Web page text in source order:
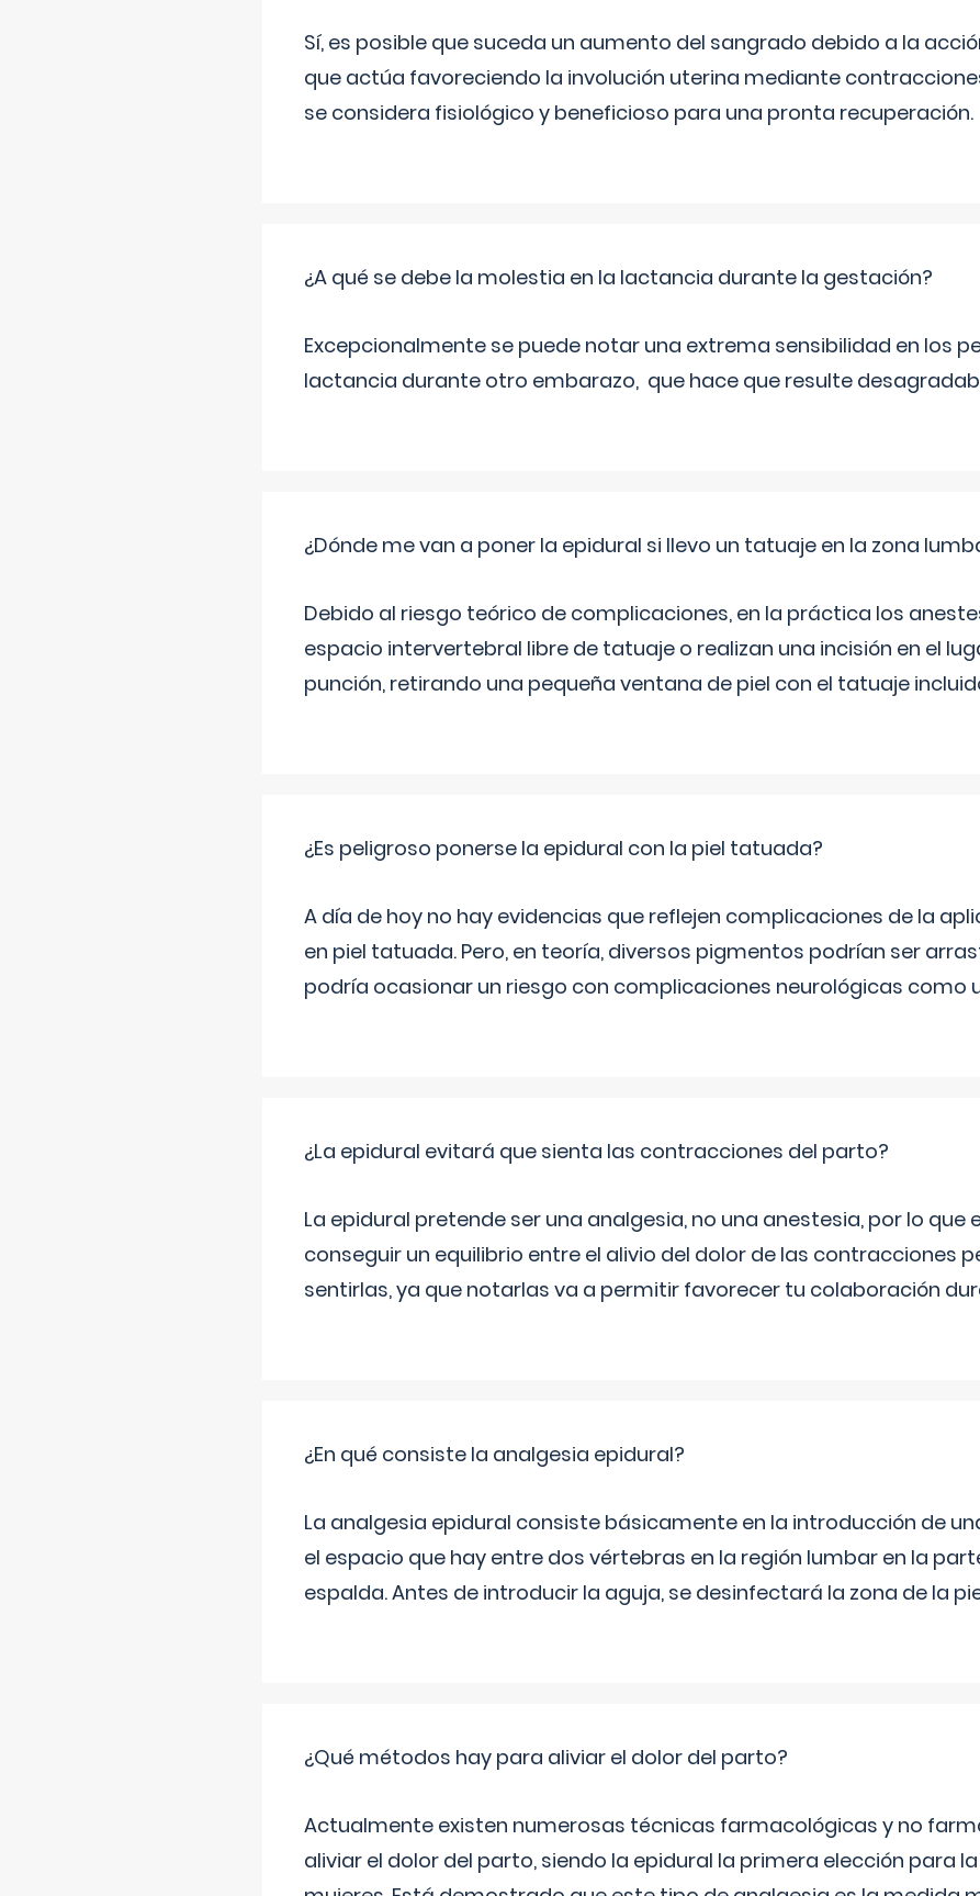
Sí, es posible que suceda un aumento del sangrado debido a la
que actúa favoreciendo la involución uterina mediante
se considera fisiológico y beneficioso para una pronta recuperación.
¿A qué se debe la molestia en la lactancia durante la gestación?
Excepcionalmente se puede notar una extrema sensibilidad en los
lactancia durante otro embarazo, que hace que resulte
¿Dónde me van a poner la epidural si llevo un tatuaje en la zona
Debido al riesgo teórico de complicaciones, en la práctica los
espacio intervertebral libre de tatuaje o realizan una incisión en el
punción, retirando una pequeña ventana de piel con el tatuaje
¿Es peligroso ponerse la epidural con la piel tatuada?
A día de hoy no hay evidencias que reflejen complicaciones de la
en piel tatuada. Pero, en teoría, diversos pigmentos podrían ser
podría ocasionar un riesgo con complicaciones neurológicas como
¿La epidural evitará que sienta las contracciones del parto?
La epidural pretende ser una analgesia, no una anestesia, por lo
conseguir un equilibrio entre el alivio del dolor de las contracciones
sentirlas, ya que notarlas va a permitir favorecer tu colaboración
¿En qué consiste la analgesia epidural?
La analgesia epidural consiste básicamente en la introducción de
el espacio que hay entre dos vértebras en la región lumbar en la
espalda. Antes de introducir la aguja, se desinfectará la zona de la
¿Qué métodos hay para aliviar el dolor del parto?
Actualmente existen numerosas técnicas farmacológicas y no
aliviar el dolor del parto, siendo la epidural la primera elección para